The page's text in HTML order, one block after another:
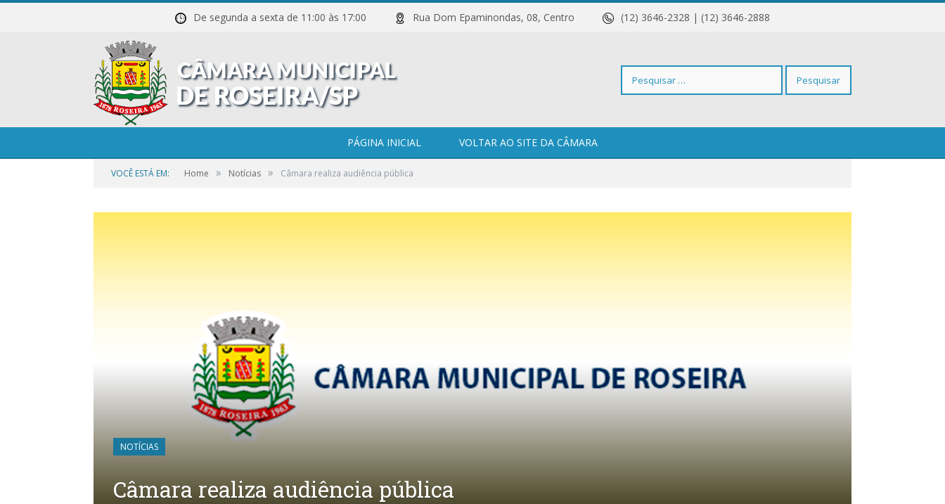
De segunda a sexta de 11:00 às 17:00 Rua Dom Epaminondas, 08, Centro (12) 3646-2328 | (12) 3646-2888
Pesquisar
PÁGINA INICIAL VOLTAR AO SITE DA CÂMARA
VOCÊ ESTÁ EM: Home » Notícias » Câmara realiza audiência pública
NOTÍCIAS
Câmara realiza audiência pública